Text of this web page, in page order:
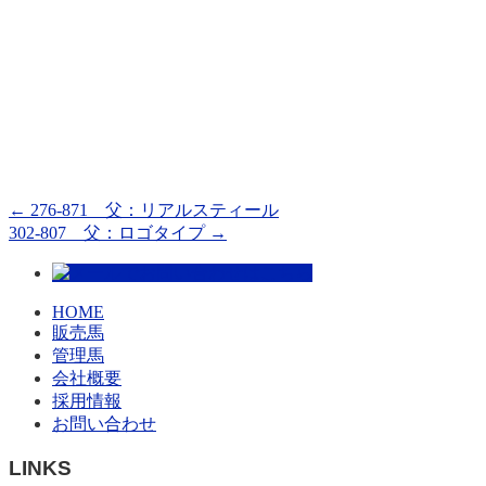
← 276-871 父：リアルスティール
302-807 父：ロゴタイプ →
HOME
販売馬
管理馬
会社概要
採用情報
お問い合わせ
LINKS